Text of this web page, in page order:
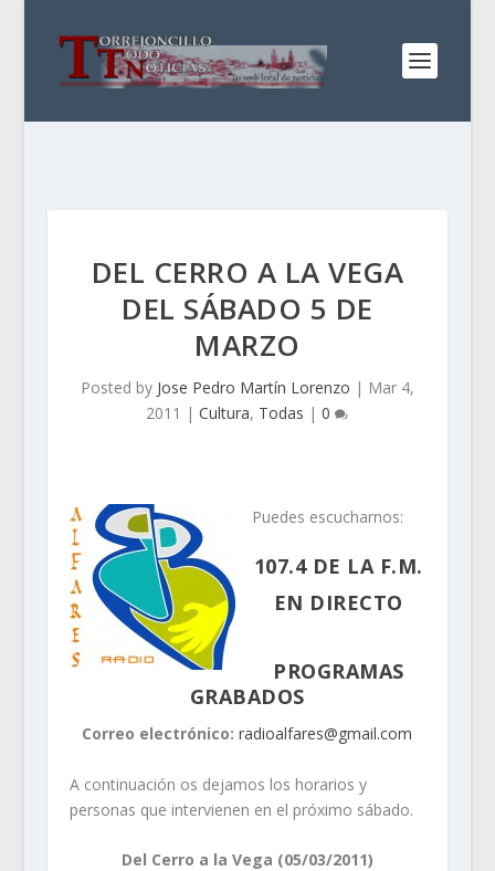
DEL CERRO A LA VEGA
DEL SÁBADO 5 DE
MARZO
Posted by Jose Pedro Martín Lorenzo | Mar 4,
2011 |Cultura, Todas |0
Puedes escucharnos:
107.4 DE LA F.M.
EN DIRECTO
PROGRAMAS
GRABADOS
Correo electrónico: radioalfares@gmail.com
A continuación os dejamos los horarios y
personas que intervienen en el próximo sábado.
Del Cerro a la Vega (05/03/2011)